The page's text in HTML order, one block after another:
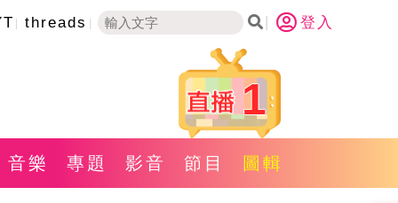
threads 登入
1
音樂 專題 影音 節目 圖輯